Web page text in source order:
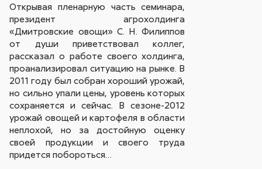
Открывая пленарную часть семинара,
президент агрохолдинга
«Дмитровские овощи» С. Н. Филиппов
от души приветствовал коллег,
рассказал о работе своего холдинга,
проанализировал ситуацию на рынке. В
2011 году был собран хороший урожай,
но сильно упали цены, уровень которых
сохраняется и сейчас. В сезоне-2012
урожай овощей и картофеля в области
неплохой, но за достойную оценку
своей продукции и своего труда
придется побороться…